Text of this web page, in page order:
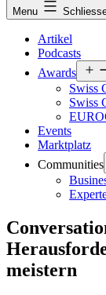
Menu
Artikel
Podcasts
Awards
Swiss
Swiss
Events
Marktplatz
Communities
meistern